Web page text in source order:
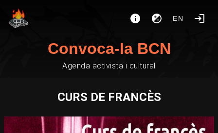
EN
Convoca-la BCN
Agenda activista i cultural
CURS DE FRANCÈS